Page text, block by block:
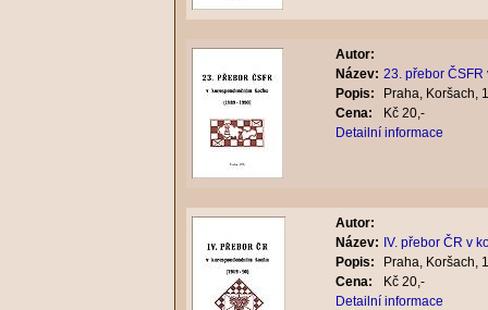
Autor:
Název: 23. přebor
Popis:
Praha, Koršach,
Cena:
Kč 20,-
Detailní informace
Autor:
Název: IV. přebor ČR v
Popis:
Praha, Koršach,
Cena:
Kč 20,-
Detailní informace